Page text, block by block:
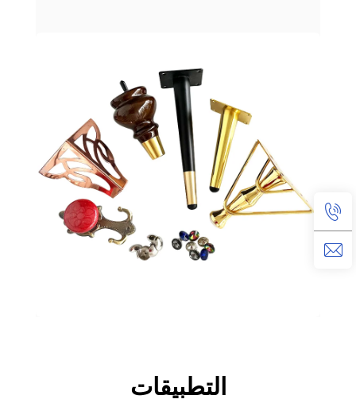
التطبيقات